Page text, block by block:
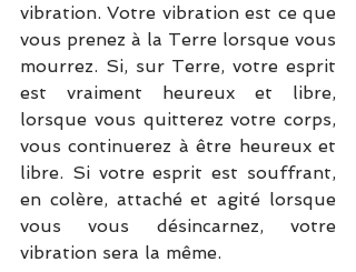
vibration. Votre vibration est ce que
vous prenez à la Terre lorsque vous
mourrez. Si, sur Terre, votre esprit
est vraiment heureux et libre,
lorsque vous quitterez votre corps,
vous continuerez à être heureux et
libre. Si votre esprit est souffrant,
en colère, attaché et agité lorsque
vous vous désincarnez, votre
vibration sera la même.